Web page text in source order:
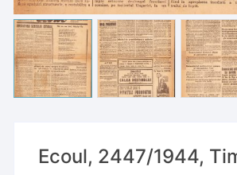
Ecoul, 2447/1944,